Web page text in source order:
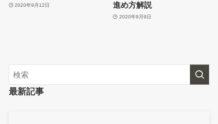
2020年9月12日
進め方解説
2020年9月9日
最新記事